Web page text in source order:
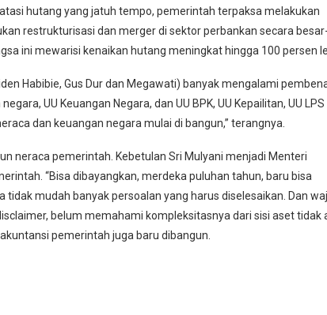
hutang yang jatuh tempo, pemerintah terpaksa melakukan
restrukturisasi dan merger di sektor perbankan secara besar-
ini mewarisi kenaikan hutang meningkat hingga 100 persen
Habibie, Gus Dur dan Megawati) banyak mengalami
UU Keuangan Negara, dan UU BPK, UU Kepailitan, UU LPS
dan keuangan negara mulai di bangun,” terangnya.
neraca pemerintah. Kebetulan Sri Mulyani menjadi Menteri
“Bisa dibayangkan, merdeka puluhan tahun, baru bisa
mudah banyak persoalan yang harus diselesaikan. Dan
belum memahami kompleksitasnya dari sisi aset tidak
pemerintah juga baru dibangun.